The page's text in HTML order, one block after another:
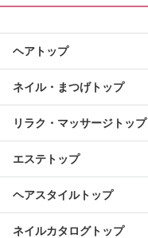
ヘアトップ
ネイル・まつげトップ
リラク・マッサージトップ
エステトップ
ヘアスタイルトップ
ネイルカタログトップ